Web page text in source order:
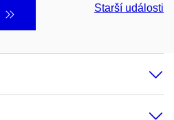
Starší události